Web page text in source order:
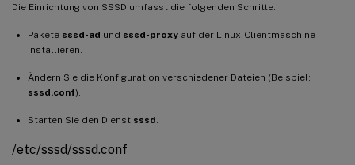
Die Einrichtung von SSSD umfasst die folgenden Schritte:
Pakete sssd-ad und sssd-proxy auf der Linux-Clientmaschine
installieren.
Ändern Sie die Konfiguration verschiedener Dateien (Beispiel:
sssd.conf).
Starten Sie den Dienst sssd
/etc/sssd/sssd.conf